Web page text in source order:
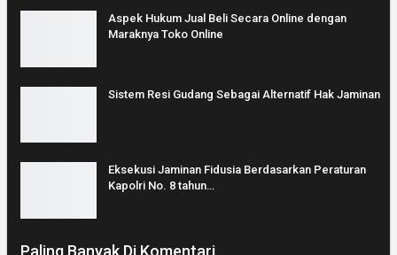
Aspek Hukum Jual Beli Secara Online dengan
Maraknya Toko Online
Sistem Resi Gudang Sebagai Alternatif Hak Jaminan
Eksekusi Jaminan Fidusia Berdasarkan Peraturan
Kapolri No. 8 tahun…
Paling Banyak Di Komentari